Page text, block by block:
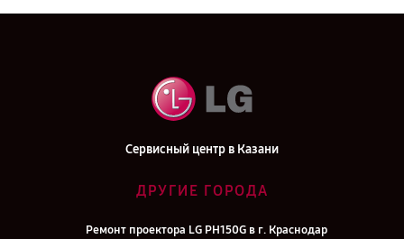
Сервисный центр в Казани
ДРУГИЕ ГОРОДА
Ремонт проектора LG PH150G в г. Краснодар